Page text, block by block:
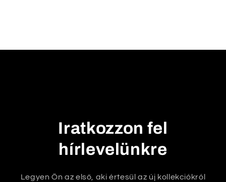
k
Iratkozzon fel
hírlevelünkre
Legyen Ön az első, aki értesül az új kollekciókról